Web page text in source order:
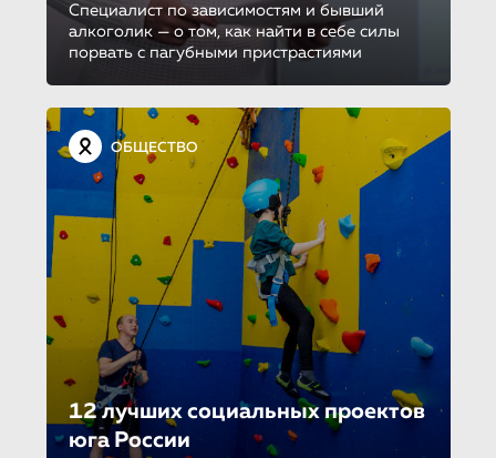
Специалист по зависимостям и бывший
алкоголик — о том, как найти в себе силы
порвать с пагубными пристрастиями
ОБЩЕСТВО
12 лучших социальных проектов
юга России